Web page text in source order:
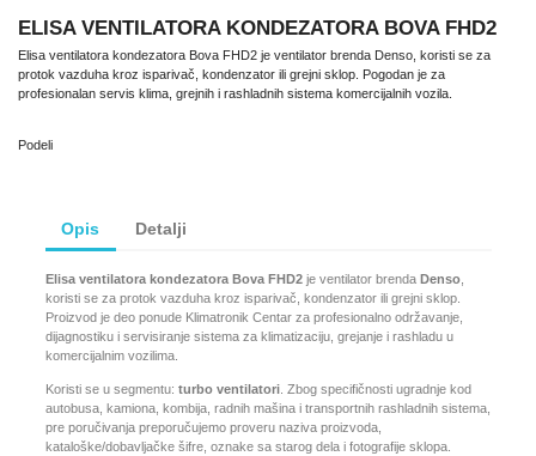
ELISA VENTILATORA KONDEZATORA BOVA FHD2
Elisa ventilatora kondezatora Bova FHD2 je ventilator brenda Denso, koristi se za
protok vazduha kroz isparivač, kondenzator ili grejni sklop. Pogodan je za
profesionalan servis klima, grejnih i rashladnih sistema komercijalnih vozila.
Podeli
Opis Detalji
Elisa ventilatora kondezatora Bova FHD2je ventilator brenda Denso,
koristi se za protok vazduha kroz isparivač, kondenzator ili grejni sklop.
Proizvod je deo ponude Klimatronik Centar za profesionalno održavanje,
dijagnostiku i servisiranje sistema za klimatizaciju, grejanje i rashladu u
komercijalnim vozilima.
Koristi se u segmentu: turbo ventilatori. Zbog specifičnosti ugradnje kod
autobusa, kamiona, kombija, radnih mašina i transportnih rashladnih sistema,
pre poručivanja preporučujemo proveru naziva proizvoda,
kataloške/dobavljačke šifre, oznake sa starog dela i fotografije sklopa.